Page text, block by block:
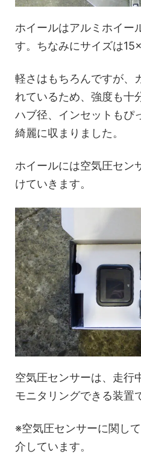
ホイールはアルミホイー
す。ちなみにサイズは
軽さはもちろんですが、
れているため、強度も十
ハブ径、インセットもぴ
綺麗に収まりました。
ホイールには空気圧セン
けていきます。
空気圧センサーは、走行
モニタリングできる装置
※空気圧センサーに関し
介しています。